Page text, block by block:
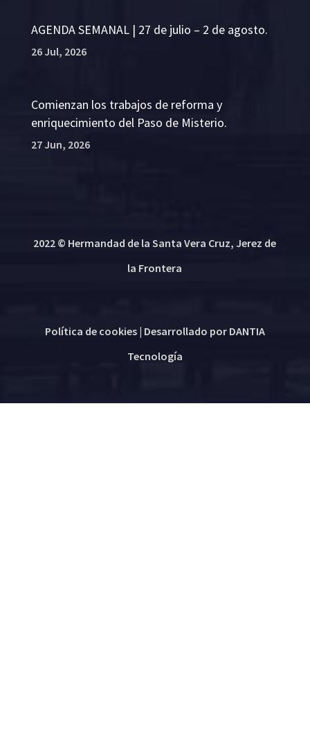
AGENDA SEMANAL | 27 de julio – 2 de agosto.
26 Jul, 2026
Comienzan los trabajos de reforma y
enriquecimiento del Paso de Misterio.
27 Jun, 2026
2022 © Hermandad de la Santa Vera Cruz, Jerez de
la Frontera
Política de cookies| Desarrollado por DANTIA
Tecnología